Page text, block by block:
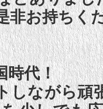
非お持ちく
時代！
しながら頑